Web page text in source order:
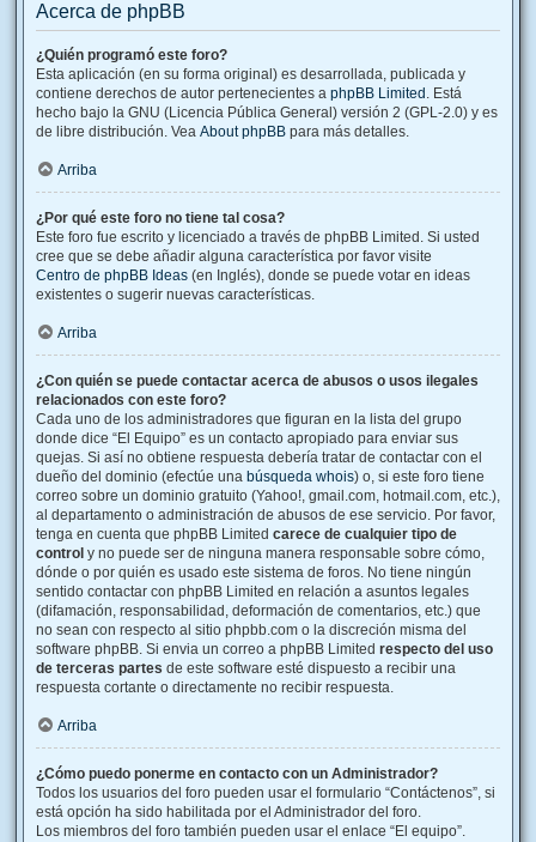
Acerca de phpBB
¿Quién programó este foro?
Esta aplicación (en su forma original) es desarrollada, publicada y
contiene derechos de autor pertenecientes a phpBB Limited . Está
hecho bajo la GNU (Licencia Pública General) versión 2 (GPL-2.0) y es
de libre distribución. Vea About phpBB para más detalles.
Arriba
¿Por qué este foro no tiene tal cosa?
Este foro fue escrito y licenciado a través de phpBB Limited. Si usted
cree que se debe añadir alguna característica por favor visite
Centro de phpBB Ideas (en Inglés), donde se puede votar en ideas
existentes o sugerir nuevas características.
Arriba
¿Con quién se puede contactar acerca de abusos o usos ilegales
relacionados con este foro?
Cada uno de los administradores que figuran en la lista del grupo
donde dice “El Equipo” es un contacto apropiado para enviar sus
quejas. Si así no obtiene respuesta debería tratar de contactar con el
dueño del dominio (efectúe una búsqueda whois) o, si este foro tiene
correo sobre un dominio gratuito (Yahoo!, gmail.com, hotmail.com, etc.),
al departamento o administración de abusos de ese servicio. Por favor,
tenga en cuenta que phpBB Limited carece de cualquier tipo de
control y no puede ser de ninguna manera responsable sobre cómo,
dónde o por quién es usado este sistema de foros. No tiene ningún
sentido contactar con phpBB Limited en relación a asuntos legales
(difamación, responsabilidad, deformación de comentarios, etc.) que
no sean con respecto al sitio phpbb.com o la discreción misma del
software phpBB. Si envia un correo a phpBB Limited respecto del uso
de terceras partes de este software esté dispuesto a recibir una
respuesta cortante o directamente no recibir respuesta.
Arriba
¿Cómo puedo ponerme en contacto con un Administrador?
Todos los usuarios del foro pueden usar el formulario “Contáctenos”, si
está opción ha sido habilitada por el Administrador del foro.
Los miembros del foro también pueden usar el enlace “El equipo”.